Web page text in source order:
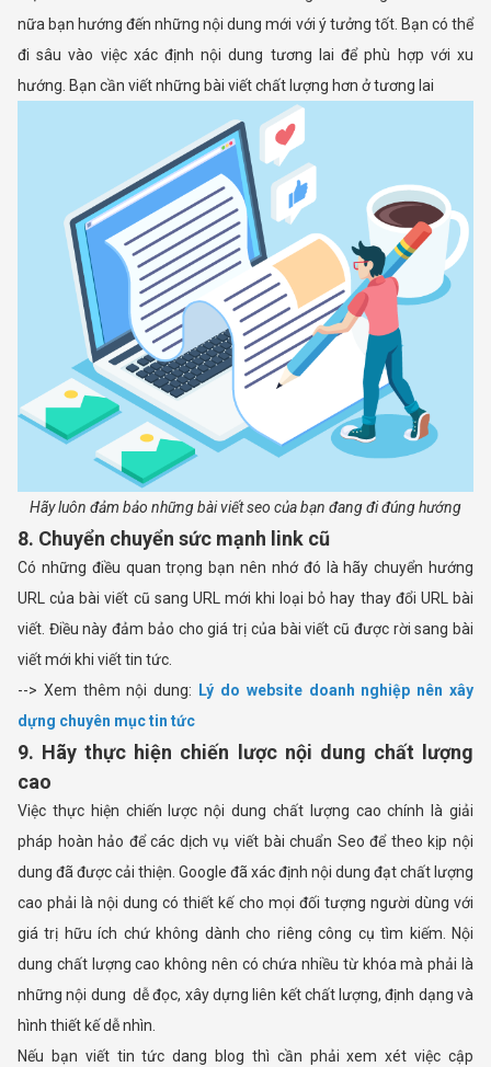
nữa bạn hướng đến những nội dung mới với ý tưởng tốt. Bạn có thể
đi sâu vào việc xác định nội dung tương lai để phù hợp với xu
hướng. Bạn cần viết những bài viết chất lượng hơn ở tương lai
Hãy luôn đảm bảo những bài viết seo của bạn đang đi đúng hướng
8. Chuyển chuyển sức mạnh link cũ
Có những điều quan trọng bạn nên nhớ đó là hãy chuyển hướng
URL của bài viết cũ sang URL mới khi loại bỏ hay thay đổi URL bài
viết. Điều này đảm bảo cho giá trị của bài viết cũ được rời sang bài
viết mới khi viết tin tức.
--> Xem thêm nội dung:
Lý do website doanh nghiệp nên xây
dựng chuyên mục tin tức
9. Hãy thực hiện chiến lược nội dung chất lượng
cao
Việc thực hiện chiến lược nội dung chất lượng cao chính là giải
pháp hoàn hảo để các dịch vụ viết bài chuẩn Seo để theo kịp nội
dung đã được cải thiện. Google đã xác định nội dung đạt chất lượng
cao phải là nội dung có thiết kế cho mọi đối tượng người dùng với
giá trị hữu ích chứ không dành cho riêng công cụ tìm kiếm. Nội
dung chất lượng cao không nên có chứa nhiều từ khóa mà phải là
những nội dung dễ đọc, xây dựng liên kết chất lượng, định dạng và
hình thiết kế dễ nhìn.
Nếu bạn viết tin tức dang blog thì cần phải xem xét việc cập